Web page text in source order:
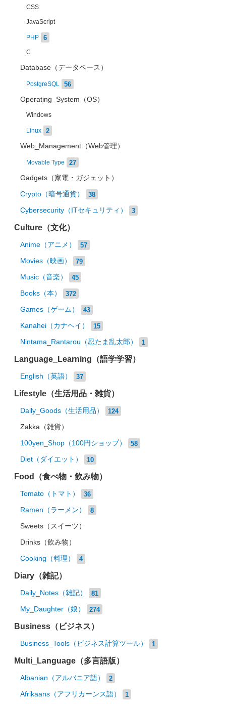
CSS
JavaScript
PHP 6
C
Database（データベース）
PostgreSQL 56
Operating_System（OS）
Windows
Linux 2
Web_Management（Web管理）
Movable Type 27
Gadgets（家電・ガジェット）
Crypto（暗号通貨） 38
Cybersecurity（ITセキュリティ） 3
Culture（文化）
Anime（アニメ） 57
Movies（映画） 79
Music（音楽） 45
Books（本） 372
Games（ゲーム） 43
Kanahei（カナヘイ） 15
Nintama_Rantarou（忍たま乱太郎） 1
Language_Learning（語学学習）
English（英語） 37
Lifestyle（生活用品・雑貨）
Daily_Goods（生活用品） 124
Zakka（雑貨）
100yen_Shop（100円ショップ） 58
Diet（ダイエット） 10
Food（食べ物・飲み物）
Tomato（トマト） 36
Ramen（ラーメン） 8
Sweets（スイーツ）
Drinks（飲み物）
Cooking（料理） 4
Diary（雑記）
Daily_Notes（雑記） 81
My_Daughter（娘） 274
Business（ビジネス）
Business_Tools（ビジネス計算ツール） 1
Multi_Language（多言語版）
Albanian（アルバニア語） 2
Afrikaans（アフリカーンス語） 1